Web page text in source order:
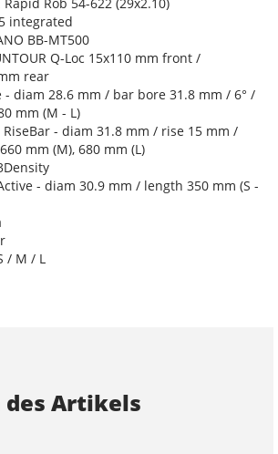
integrated
BB-MT500
Q-Loc 15x110 mm front /
rear
- diam 28.6 mm / bar bore 31.8 mm / 6° /
mm (M - L)
RiseBar - diam 31.8 mm / rise 15 mm /
mm (M), 680 mm (L)
- diam 30.9 mm / length 350 mm (S -
/ M / L
Artikels